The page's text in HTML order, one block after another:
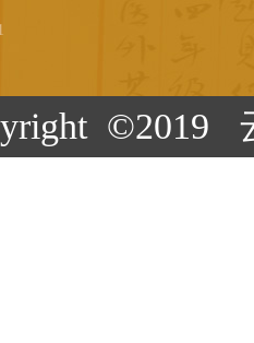
©2019